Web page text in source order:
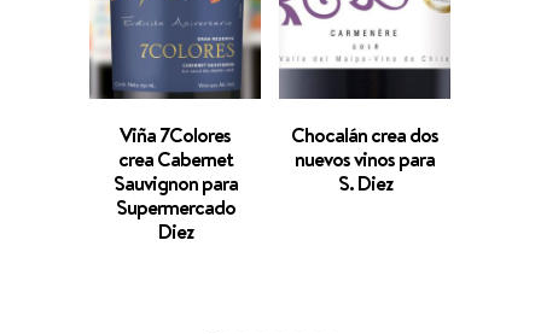
Viña 7Colores
crea Cabernet
Sauvignon para
Supermercado
Diez
Chocalán crea dos
nuevos vinos para
S. Diez